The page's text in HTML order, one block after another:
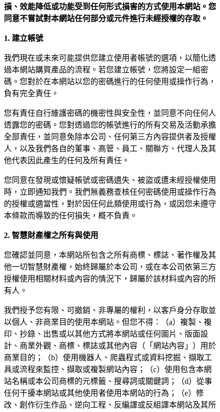
損、效能降低或功能受到任何形式損害的方式使用本網站。您
同意不嘗試對本網站任何部分或元件進行未經授權的存取。
1. 建立帳號
我們現在或未來可能提供您建立使用者帳號的選項，以簡化透
過本網站購買產品的流程。若您建立帳號，您將設定一組密
碼。您對於在本網站以您的密碼進行的任何使用或操作行為，
負有完全責任。
您有責任自行維護密碼的機密性與安全性，並同意不向任何人
透露您的密碼。您對透過您的帳號進行的所有交易及活動承擔
全部責任，並同意免除本公司、任何第三方內容提供者及授權
人，以及我們各自的董事、高管、員工、關聯方、代理人及其
他代表因此產生的任何及所有責任。
您同意在發現或懷疑帳號或密碼遺失、被盜或遭未經授權使用
時，立即通知我們。我們無義務查核任何密碼使用或操作行為
的授權或適當性，對於因任何此類使用或行為，或因您未遵守
本條款而導致的任何損失，概不負責。
2. 智慧財產權之所有與使用
您確認並同意，本網站所包含之所有商標、標誌、著作權及其
他一切智慧財產權，始終歸屬於本公司，或在本公司依第三方
授權使用相關材料或內容的情況下，歸屬於該材料或內容的所
有人。
我們授予您有限、可撤銷、非專屬的權利，以客戶身分存取並
以個人、非商業目的使用本網站。但您不得：（a）複製、複
印、抄錄、出售或以其他方式將本網站或任何圖片、版面設
計、商業外觀、商標、標誌或其他內容（「網站內容」）用於
商業目的；（b）使用機器人、爬蟲程式或資料挖掘、擷取工
具或流程來監控、擷取或複製網站內容；（c）使用包含本網
站名稱或本公司商標的元標籤、搜尋詞或關鍵詞；（d）從事
任何干擾本網站或其他使用者使用本網站的行為；（e）修
改、創作衍生作品、逆向工程、反編譯或反組譯本網站及其所